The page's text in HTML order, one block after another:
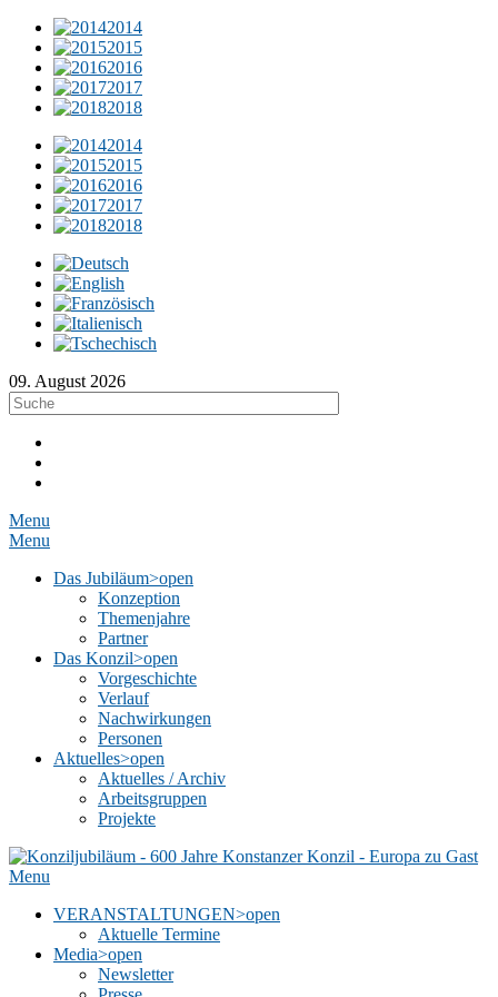
2014
2015
2016
2017
2018
2014
2015
2016
2017
2018
09. August 2026
Menu
Menu
Das Jubiläum>open
Konzeption
Themenjahre
Partner
Das Konzil>open
Vorgeschichte
Verlauf
Nachwirkungen
Personen
Aktuelles>open
Aktuelles / Archiv
Arbeitsgruppen
Projekte
Menu
VERANSTALTUNGEN>open
Aktuelle Termine
Media>open
Newsletter